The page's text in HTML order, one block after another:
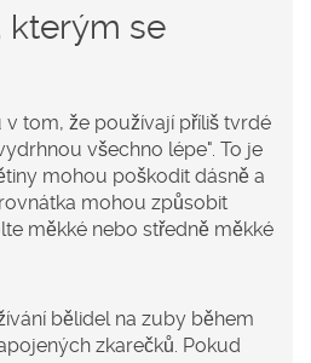
kterým se
tom, že používají příliš tvrdé
všechno lépe". To je
mohou poškodit dásně a
mohou způsobit
měkké nebo středně měkké
bělidel na zuby během
zkarečků. Pokud